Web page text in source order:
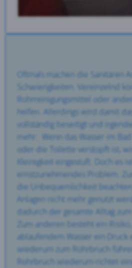
Oftmals machen die Sanitären
Schwierigkeiten. Vereinzelnd
Rohrreinigungsmittel oder
helfen. Allerdings wird damit
vollständig beseitigt und
mehr. Wenn das Wasser im
oder die Toilette verstopft ist,
Kleinigkeit eingestuft. Doch es ist
ernstzunehmendes Problem.
die Unbequemlichkeit
Anlagen nicht mehr genutzt
dadurch der gesamte Alltag
Zum anderen besteht ein
ablaufendem Wasser ein Druck
wiederum zum Rohrbruch
Rohrbruch wiederum richtet